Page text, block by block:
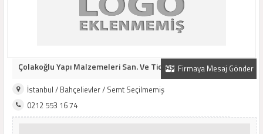
Firmaya Mesaj Gönder
Çolakoğlu Yapı Malzemeleri San. Ve Tic. Aş..
İstanbul / Bahçelievler / Semt Seçilmemiş
0212 553 16 74